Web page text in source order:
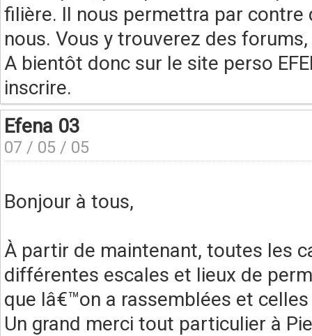
filière. Il nous permettra par
nous. Vous y trouverez des
A bientôt donc sur le site perso
inscrire.
Efena 03
07 / 05 / 05
Bonjour à tous,
À partir de maintenant, toutes les
différentes escales et lieux de
que lâ€™on a rassemblées et
Un grand merci tout particulier à